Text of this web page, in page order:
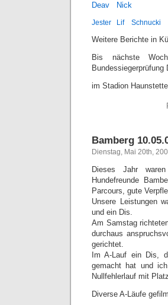
Deav Nick
Jester Lif Schnucki
Weitere Berichte in
Bis nächste
Bundessiegerprüfung
im Stadion
Bamberg
Dienstag, Mai 20th,
Dieses Jahr
Hundefreunde
Parcours, gute
Unsere Leistungen
und ein Dis.
Am Samstag
durchaus
gerichtet.
Im A-Lauf ein Dis,
gemacht hat und
Nullfehlerlauf mit
Diverse A-Läufe